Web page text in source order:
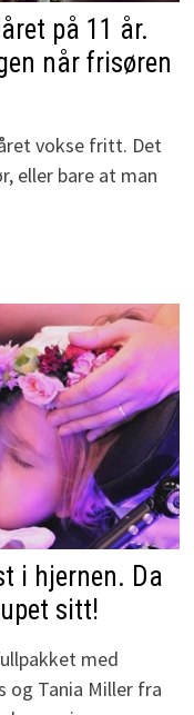
på 11 år.
når frisøren
vokse fritt. Det
eller bare at man
i hjernen. Da
sitt!
med
og Tania Miller fra